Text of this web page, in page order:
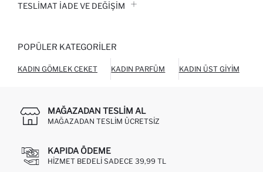
TESLIMAT İADE VE DEĞIŞIM
POPÜLER KATEGORILER
KADIN GÖMLEK CEKET KADIN PARFÜM KADIN ÜST GIYIM
MAĞAZADAN TESLIM AL
MAĞAZADAN TESLIM ÜCRETSIZ
KAPIDA ÖDEME
HIZMET BEDELI SADECE 39,99 TL